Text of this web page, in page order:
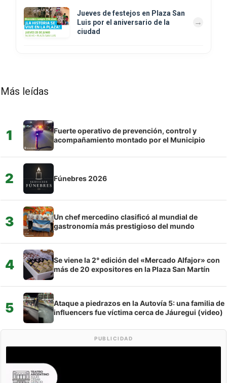
Jueves de festejos en Plaza San
Luis por el aniversario de la
ciudad
Más leídas
1
Fuerte operativo de prevención, control y
acompañamiento montado por el Municipio
2 Fúnebres 2026
3
Un chef mercedino clasificó al mundial de
gastronomía más prestigioso del mundo
4
Se viene la 2° edición del «Mercado Alfajor» con
más de 20 expositores en la Plaza San Martín
5
Ataque a piedrazos en la Autovía 5: una familia de
influencers fue víctima cerca de Jáuregui (video)
PUBLICIDAD